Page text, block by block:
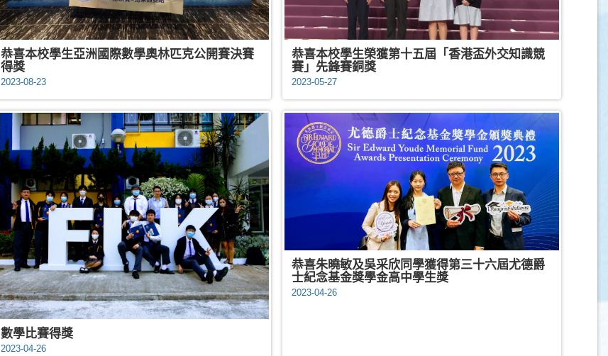
恭喜本校學生亞洲國際數學奧林匹克公開賽決賽
得獎
2023-08-23
恭喜本校學生榮獲第十五屆「香港盃外交知識競
賽」先鋒賽銅獎
2023-05-27
數學比賽得獎
2023-04-26
恭喜朱曉敏及吳采欣同學獲得第三十六屆尤德爵
士紀念基金獎學金高中學生獎
2023-04-26